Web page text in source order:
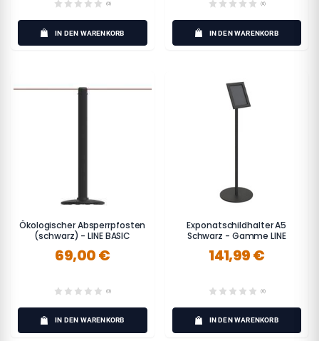
(0)
IN DEN WARENKORB
(0)
IN DEN WARENKORB
Ökologischer Absperrpfosten
(schwarz) - LINE BASIC
69,00 €
(0)
IN DEN WARENKORB
Exponatschildhalter A5
Schwarz - Gamme LINE
141,99 €
(0)
IN DEN WARENKORB